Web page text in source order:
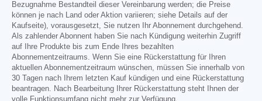
Bezugnahme Bestandteil dieser Vereinbarung werden; die Preise
können je nach Land oder Aktion variieren; siehe Details auf der
Kaufseite), vorausgesetzt, Sie nutzen Ihr Abonnement durchgehend.
Als zahlender Abonnent haben Sie nach Kündigung weiterhin Zugriff
auf Ihre Produkte bis zum Ende Ihres bezahlten
Abonnementzeitraums. Wenn Sie eine Rückerstattung für Ihren
aktuellen Abonnementzeitraum wünschen, müssen Sie innerhalb von
30 Tagen nach Ihrem letzten Kauf kündigen und eine Rückerstattung
beantragen. Nach Bearbeitung Ihrer Rückerstattung steht Ihnen der
volle Funktionsumfang nicht mehr zur Verfügung.